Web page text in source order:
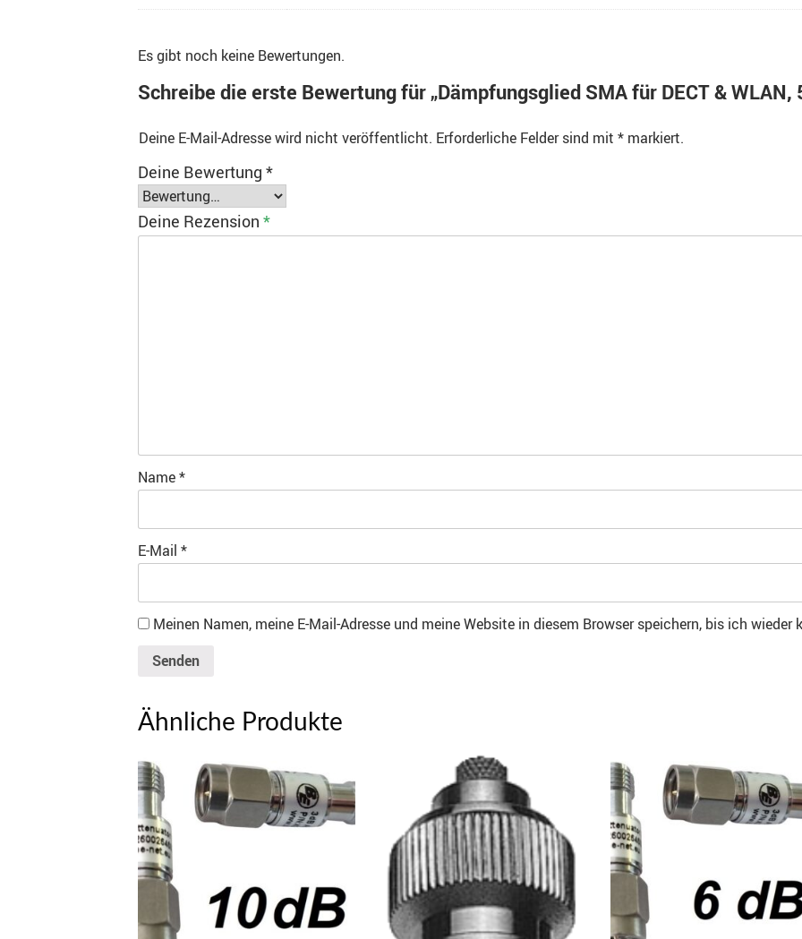
Es gibt noch keine Bewertungen.
Schreibe die erste Bewertung für „Dämpfungsglied SMA für DECT & WLAN,
Deine E-Mail-Adresse wird nicht veröffentlicht. Erforderliche Felder sind mit * markiert.
Deine Bewertung *
Deine Rezension *
Name*
E-Mail *
Meinen Namen, meine E-Mail-Adresse und meine Website in diesem Browser speichern, bis ich wieder
Senden
Ähnliche Produkte